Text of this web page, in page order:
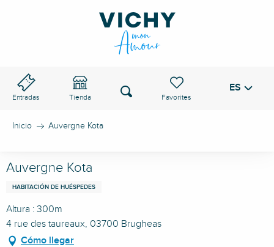
Entradas Tienda
Voir les favoris
Buscar ES
Inicio Auvergne Kota
Auvergne Kota
HABITACIÓN DE HUÉSPEDES
Altura : 300m
4 rue des taureaux, 03700 Brugheas
Cómo llegar